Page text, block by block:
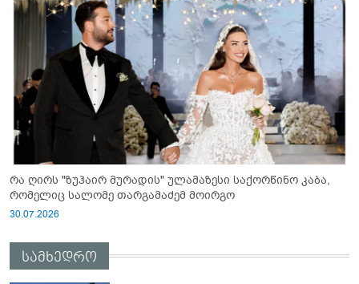
რა ღირს "ზუჰაირ მურადის" ულამაზესი საქორწინო კაბა,
რომელიც სალომე თარგამაძემ მოირგო
30.07.2026
სამხედრო